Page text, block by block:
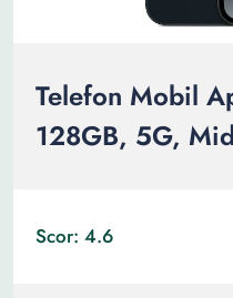
Telefon Mobil
128GB, 5G,
Scor: 4.6